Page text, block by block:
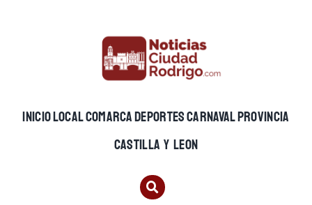
INICIOLOCALCOMARCADEPORTESCARNAVALPROVINCIA
CASTILLA Y LEON